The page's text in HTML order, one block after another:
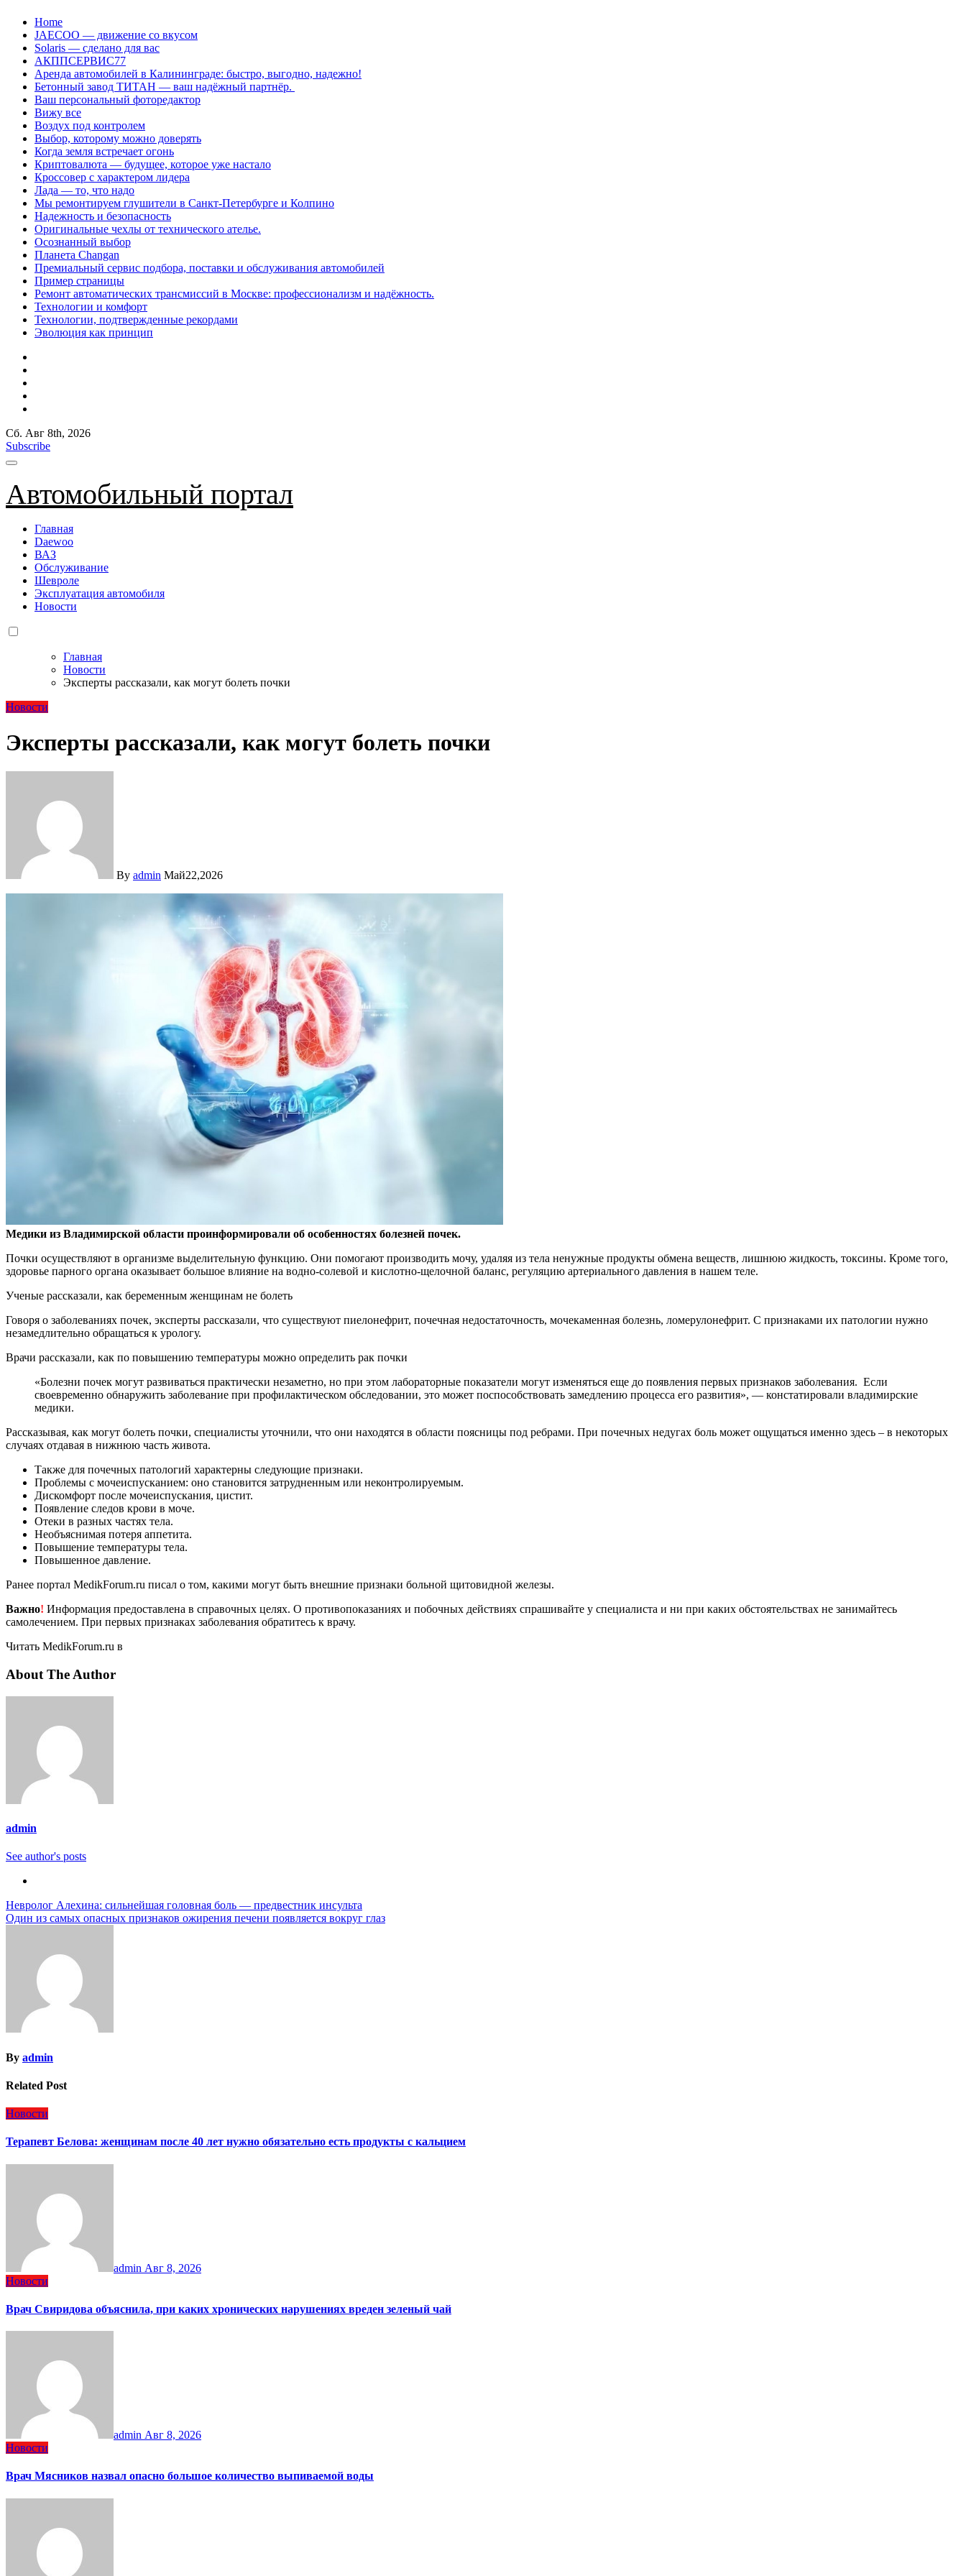
Перейти
содержанию
Home
JAECOO — движение со вкусом
Solaris — сделано для вас
АКППСЕРВИС77
Аренда автомобилей в Калининграде: быстро, выгодно, надежно!
Бетонный завод ТИТАН — ваш надёжный партнёр.
Ваш персональный фоторедактор
Вижу все
Воздух под контролем
Выбор, которому можно доверять
Когда земля встречает огонь
Криптовалюта — будущее, которое уже настало
Кроссовер с характером лидера
Лада — то, что надо
Мы ремонтируем глушители в Санкт-Петербурге и Колпино
Надежность и безопасность
Оригинальные чехлы от технического ателье.
Осознанный выбор
Планета Changan
Премиальный сервис подбора, поставки и обслуживания автомобилей
Пример страницы
Ремонт автоматических трансмиссий в Москве: профессионализм и надёжность.
Технологии и комфорт
Технологии, подтвержденные рекордами
Эволюция как принцип
Сб. Авг 8th, 2026
Subscribe
Автомобильный портал
Главная
Daewoo
ВАЗ
Обслуживание
Шевроле
Эксплуатация автомобиля
Новости
Главная
Новости
Эксперты рассказали, как могут болеть почки
Новости
Эксперты рассказали, как могут болеть почки
By admin Май22,2026
Медики из Владимирской области проинформировали об особенностях болезней почек.
Почки осуществляют в организме выделительную функцию. Они помогают производить мочу, удаляя из тела ненужные продукты обмена веществ, лишнюю жидкость, токсины. Кроме того,
здоровье парного органа оказывает большое влияние на водно-солевой и кислотно-щелочной баланс, регуляцию артериального давления в нашем теле.
Ученые рассказали, как беременным женщинам не болеть
Говоря о заболеваниях почек, эксперты рассказали, что существуют пиелонефрит, почечная недостаточность, мочекаменная болезнь, ломерулонефрит. С признаками их патологии нужно
незамедлительно обращаться к урологу.
Врачи рассказали, как по повышению температуры можно определить рак почки
«Болезни почек могут развиваться практически незаметно, но при этом лабораторные показатели могут изменяться еще до появления первых признаков заболевания. Если
своевременно обнаружить заболевание при профилактическом обследовании, это может поспособствовать замедлению процесса его развития», — констатировали владимирские
медики.
Рассказывая, как могут болеть почки, специалисты уточнили, что они находятся в области поясницы под ребрами. При почечных недугах боль может ощущаться именно здесь – в некоторых
случаях отдавая в нижнюю часть живота.
Также для почечных патологий характерны следующие признаки.
Проблемы с мочеиспусканием: оно становится затрудненным или неконтролируемым.
Дискомфорт после мочеиспускания, цистит.
Появление следов крови в моче.
Отеки в разных частях тела.
Необъяснимая потеря аппетита.
Повышение температуры тела.
Повышенное давление.
Ранее портал MedikForum.ru писал о том, какими могут быть внешние признаки больной щитовидной железы.
Важно! Информация предоставлена в справочных целях. О противопоказаниях и побочных действиях спрашивайте у специалиста и ни при каких обстоятельствах не занимайтесь
самолечением. При первых признаках заболевания обратитесь к врачу.
Читать MedikForum.ru в
About The Author
admin
See author's posts
Навигация
по
Невролог Алехина: сильнейшая головная боль — предвестник инсульта
Один из самых опасных признаков ожирения печени появляется вокруг глаз
By admin
Related Post
Новости
Терапевт Белова: женщинам после 40 лет нужно обязательно есть продукты с кальцием
admin Авг 8, 2026
Новости
Врач Свиридова объяснила, при каких хронических нарушениях вреден зеленый чай
admin Авг 8, 2026
Новости
Врач Мясников назвал опасно большое количество выпиваемой воды